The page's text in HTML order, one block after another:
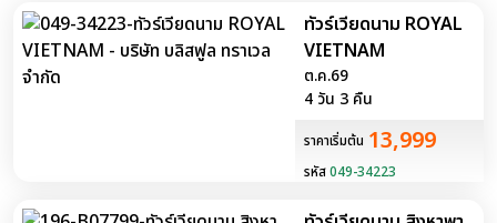
ทัวร์เวียดนาม ROYAL
VIETNAM
ต.ค.69
4 วัน 3 คืน
ราคาเริ่มต้น 13,999
รหัส049-34223